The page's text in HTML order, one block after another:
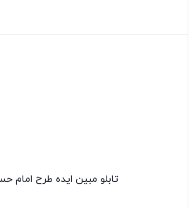
تابلو مبین ایده طرح امام